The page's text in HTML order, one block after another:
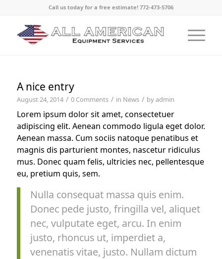
Call us today for a free estimate! 772-473-5706
A nice entry
August 24, 2014 / 0 Comments / in News / byadmin
Lorem ipsum dolor sit amet, consectetuer
adipiscing elit. Aenean commodo ligula eget dolor.
Aenean massa. Cum sociis natoque penatibus et
magnis dis parturient montes, nascetur ridiculus
mus. Donec quam felis, ultricies nec, pellentesque
eu, pretium quis, sem.
Nulla consequat massa quis enim.
Donec pede justo, fringilla vel, aliquet
nec, vulputate eget, arcu. In enim
justo, rhoncus ut, imperdiet a,
venenatis vitae, justo. Nullam dictum